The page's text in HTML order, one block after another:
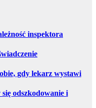
inspektora
gdy lekarz wystawi
odszkodowanie i